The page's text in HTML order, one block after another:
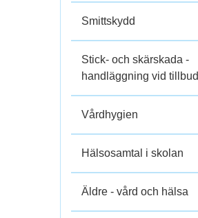
Smittskydd
Stick- och skärskada -
handläggning vid tillbud
Vårdhygien
Hälsosamtal i skolan
Äldre - vård och hälsa